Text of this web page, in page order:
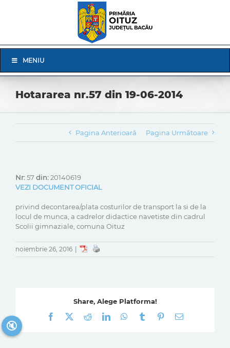
Navigation
MENIU
Hotararea nr.57 din 19-06-2014
Pagina Anterioară Pagina Următoare
Nr:57 din:20140619
VEZI DOCUMENT OFICIAL
privind decontarea/plata costurilor de transport la si de la
locul de munca, a cadrelor didactice navetiste din cadrul
Scolii gimnaziale, comuna Oituz
noiembrie 26, 2016
Share, Alege Platforma!
Facebook
RedditLinkedInWhatsApp
Tumblr Pinterest
E-
🔇